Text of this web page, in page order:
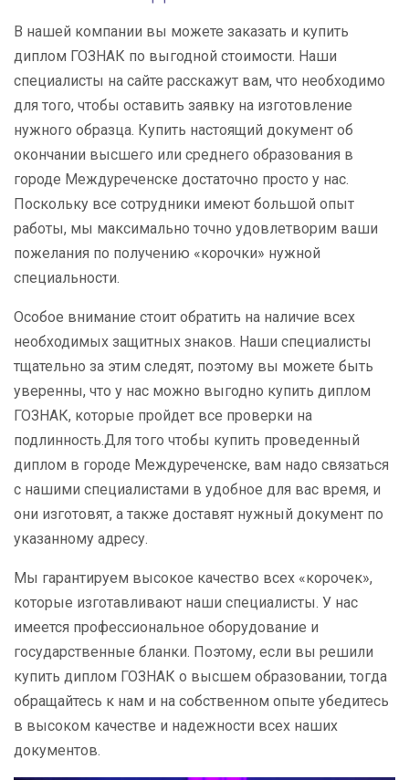
В нашей компании вы можете заказать и купить
диплом ГОЗНАК по выгодной стоимости. Наши
специалисты на сайте расскажут вам, что необходимо
для того, чтобы оставить заявку на изготовление
нужного образца. Купить настоящий документ об
окончании высшего или среднего образования в
городе Междуреченске достаточно просто у нас.
Поскольку все сотрудники имеют большой опыт
работы, мы максимально точно удовлетворим ваши
пожелания по получению «корочки» нужной
специальности.
Особое внимание стоит обратить на наличие всех
необходимых защитных знаков. Наши специалисты
тщательно за этим следят, поэтому вы можете быть
уверенны, что у нас можно выгодно купить диплом
ГОЗНАК, которые пройдет все проверки на
подлинность.Для того чтобы купить проведенный
диплом в городе Междуреченске, вам надо связаться
с нашими специалистами в удобное для вас время, и
они изготовят, а также доставят нужный документ по
указанному адресу.
Мы гарантируем высокое качество всех «корочек»,
которые изготавливают наши специалисты. У нас
имеется профессиональное оборудование и
государственные бланки. Поэтому, если вы решили
купить диплом ГОЗНАК о высшем образовании, тогда
обращайтесь к нам и на собственном опыте убедитесь
в высоком качестве и надежности всех наших
документов.